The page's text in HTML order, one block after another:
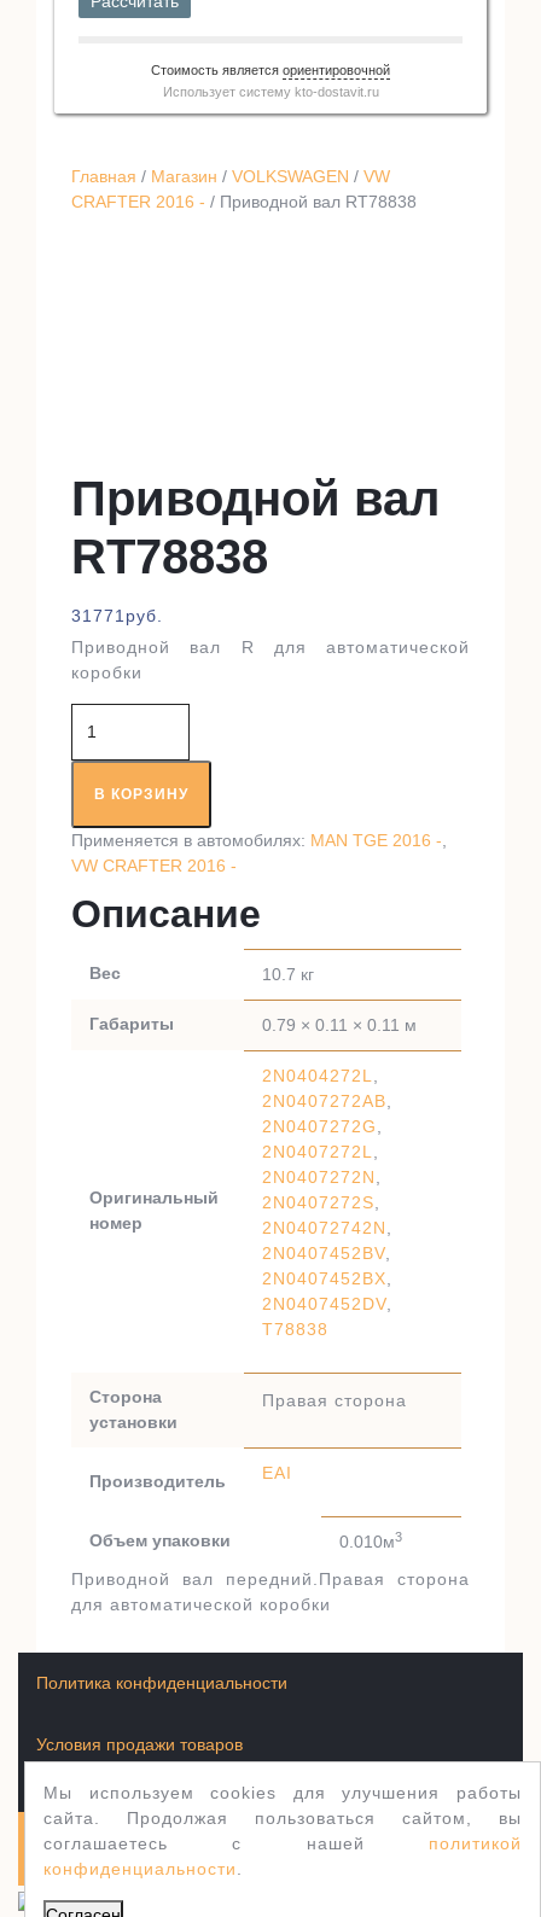
Главная / Магазин / VOLKSWAGEN / VW
CRAFTER 2016 - / Приводной вал RT78838
Приводной вал
RT78838
31771 руб.
Приводной вал R для автоматической
коробки
товара
Приводной
валВ КОРЗИНУ
Применяется в автомобилях: MAN TGE 2016 -
VW CRAFTER 2016 -
Описание
Вес 10.7 кг
Габариты 0.79 × 0.11 × 0.11 м
Оригинальный
номер
2N0404272L
2N0407272AB
2N0407272G
2N0407272L
2N0407272N
2N0407272S
2N04072742N
2N0407452BV
2N0407452BX
2N0407452DV
T78838
Сторона
установки
Правая сторона
Производитель EAI
Объем упаковки 0.010м3
Приводной вал передний.Правая сторона
для автоматической коробки
Стоимость является ориентировочной
Использует систему kto-dostavit.ru
Мы используем cookies для улучшения работы
сайта. Продолжая пользоваться сайтом, вы
соглашаетесь с нашей политикой
конфиденциальности
Условия продажи товаров
Политика конфиденциальности
Полуось.рф 2003-2026 WordPress тема Jewellery